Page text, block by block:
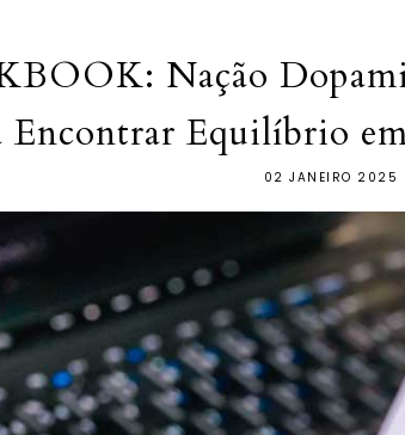
Nação
Encontrar Equilíbrio
02 JANEIRO 2025